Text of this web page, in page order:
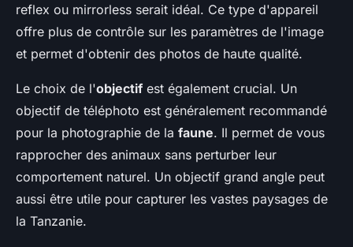
reflex ou mirrorless serait idéal. Ce type d'appareil
offre plus de contrôle sur les paramètres de l'image
et permet d'obtenir des photos de haute qualité.
Le choix de l'objectif est également crucial. Un
objectif de téléphoto est généralement recommandé
pour la photographie de la faune. Il permet de vous
rapprocher des animaux sans perturber leur
comportement naturel. Un objectif grand angle peut
aussi être utile pour capturer les vastes paysages de
la Tanzanie.